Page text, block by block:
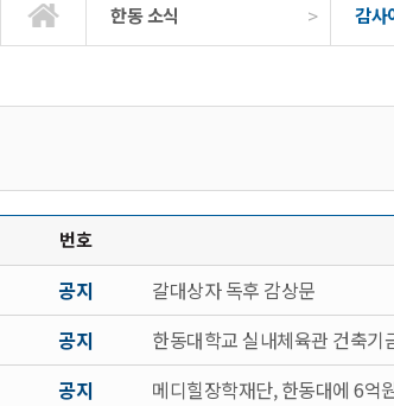
한동 소식 > 감사
번호
공지 갈대상자 독후 감상문
공지
한동대학교 실내체육관 건축기
공지
메디힐장학재단, 한동대에 6억